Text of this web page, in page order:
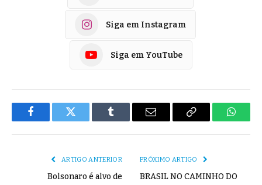
Siga em Instagram
Siga em YouTube
FacebookTwitter Tumblr
E-
Copiar
ARTIGO ANTERIOR
Bolsonaro é alvo de
PRÓXIMO ARTIGO
BRASIL NO CAMINHO DO